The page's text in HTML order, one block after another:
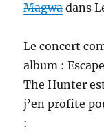
Magwadans
Le concert
album :
The Hunter
j’en profite
: